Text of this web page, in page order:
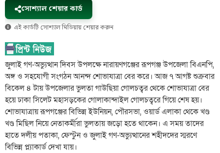
সোশ্যাল শেয়ার কার্ড
এই কার্ডটি সোশ্যাল মিডিয়ায় শেয়ার করুন
জুলাই গণ-অভ্যুত্থান দিবস উপলক্ষে নারায়ণগঞ্জের রূপগঞ্জ উপজেলা বিএনপি,
অঙ্গ ও সহযোগী সংগঠন আনন্দ শোভাযাত্রা বের করে। আজ ৭ আগষ্ট শুক্রবার
বিকেল ৪ টায় উপজেলার ভুলতা গাউছিয়া গোলচত্বর থেকে শোভাযাত্রা বের
হয়ে ঢাকা সিলেট মহাসড়কের গোলাকান্দাইল গোলচত্বরে গিয়ে শেষ হয়।
শোভাযাত্রায় রূপগঞ্জের বিভিন্ন ইউনিয়ন, পৌরসভা, ওয়ার্ড এলাকা থেকে খণ্ড
খণ্ড মিছিল নিয়ে নেতাকর্মীরা ভুলতায় জড়ো হতে থাকেন। এ সময় তাদের
হাতে দলীয় পতাকা, ফেস্টুন ও জুলাই গণ-অভ্যুত্থানের শহীদদের স্মরণে
বিভিন্ন প্ল্যাকার্ড দেখা যায়।